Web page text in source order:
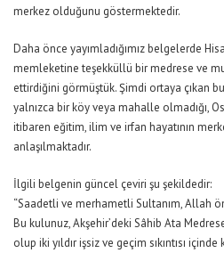
merkez olduğunu göstermektedir.
Daha önce yayımladığımız belgelerde
memleketine teşekküllü bir medrese ve
ettirdiğini görmüştük. Şimdi ortaya çıkan
yalnızca bir köy veya mahalle olmadığı,
itibaren eğitim, ilim ve irfan hayatının
anlaşılmaktadır.
İlgili belgenin güncel çeviri şu şekildedir:
“Saadetli ve merhametli Sultanım, Allah
Bu kulunuz, Akşehir’deki Sâhib Ata
olup iki yıldır işsiz ve geçim sıkıntısı içinde